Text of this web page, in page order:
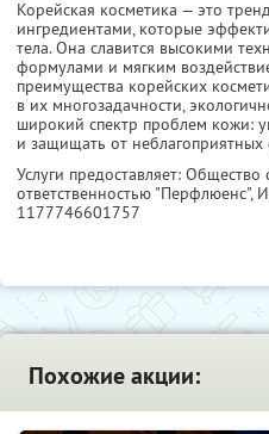
Корейская косметика — это
ингредиентами, которые
тела. Она славится высокими
формулами и мягким
преимущества корейских
в их многозадачности,
широкий спектр проблем кожи:
и защищать от
Услуги предоставляет: Общество
ответственностью "Перфлюенс",
1177746601757
Похожие акции: